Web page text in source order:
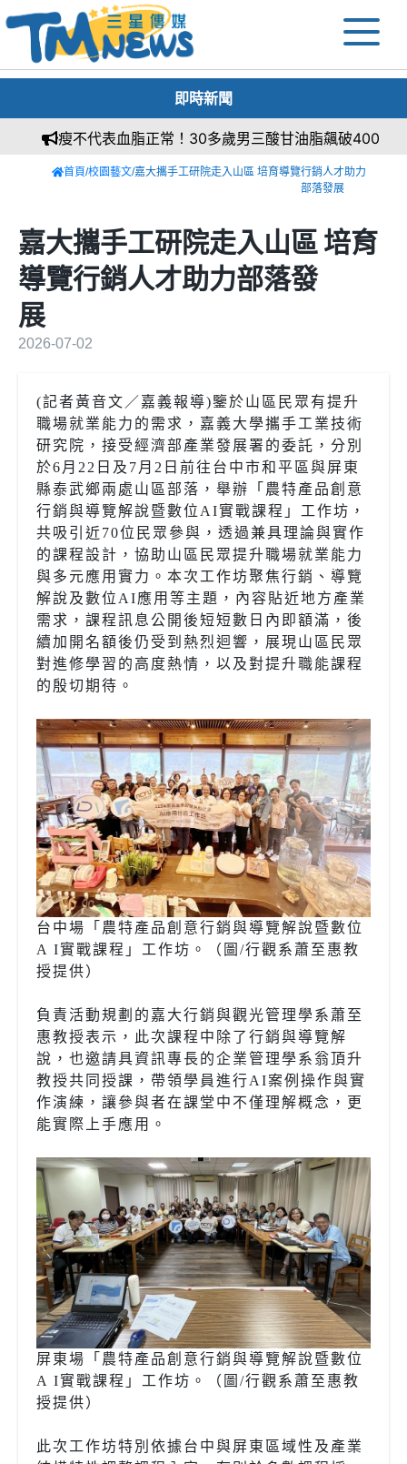
即時新聞
瘦不代表血脂正常！30多歲男三酸甘油脂飆破400
首頁/校園藝文/嘉大攜手工研院走入山區 培育導覽行銷人才助力
部落發展
嘉大攜手工研院走入山區 培育
導覽行銷人才助力部落發
展
2026-07-02
(記者黃音文／嘉義報導)鑒於山區民眾有提升
職場就業能力的需求，嘉義大學攜手工業技術
研究院，接受經濟部產業發展署的委託，分別
於6月22日及7月2日前往台中市和平區與屏東
縣泰武鄉兩處山區部落，舉辦「農特產品創意
行銷與導覽解說暨數位AI實戰課程」工作坊，
共吸引近70位民眾參與，透過兼具理論與實作
的課程設計，協助山區民眾提升職場就業能力
與多元應用實力。本次工作坊聚焦行銷、導覽
解說及數位AI應用等主題，內容貼近地方產業
需求，課程訊息公開後短短數日內即額滿，後
續加開名額後仍受到熱烈迴響，展現山區民眾
對進修學習的高度熱情，以及對提升職能課程
的殷切期待。
台中場「農特產品創意行銷與導覽解說暨數位
A I實戰課程」工作坊。（圖/行觀系蕭至惠教
授提供）
負責活動規劃的嘉大行銷與觀光管理學系蕭至
惠教授表示，此次課程中除了行銷與導覽解
說，也邀請具資訊專長的企業管理學系翁頂升
教授共同授課，帶領學員進行AI案例操作與實
作演練，讓參與者在課堂中不僅理解概念，更
能實際上手應用。
屏東場「農特產品創意行銷與導覽解說暨數位
A I實戰課程」工作坊。（圖/行觀系蕭至惠教
授提供）
此次工作坊特別依據台中與屏東區域性及產業